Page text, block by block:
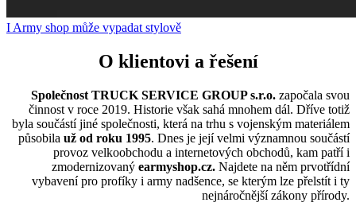
I Army shop může vypadat stylově
O klientovi a řešení
Společnost TRUCK SERVICE GROUP s.r.o. započala svou
činnost v roce 2019. Historie však sahá mnohem dál. Dříve totiž
byla součástí jiné společnosti, která na trhu s vojenským materiálem
působila už od roku 1995. Dnes je její velmi významnou součástí
provoz velkoobchodu a internetových obchodů, kam patří i
zmodernizovaný earmyshop.cz. Najdete na něm prvotřídní
vybavení pro profíky i army nadšence, se kterým lze přelstít i ty
nejnáročnější zákony přírody.